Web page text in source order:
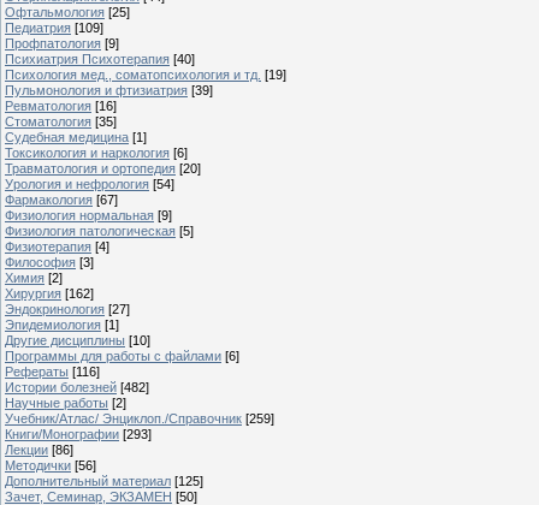
Офтальмология [25]
Педиатрия [109]
Профпатология [9]
Психиатрия Психотерапия [40]
Психология мед., соматопсихология и тд. [19]
Пульмонология и фтизиатрия [39]
Ревматология [16]
Стоматология [35]
Судебная медицина [1]
Токсикология и наркология [6]
Травматология и ортопедия [20]
Урология и нефрология [54]
Фармакология [67]
Физиология нормальная [9]
Физиология патологическая [5]
Физиотерапия [4]
Философия [3]
Химия [2]
Хирургия [162]
Эндокринология [27]
Эпидемиология [1]
Другие дисциплины [10]
Программы для работы с файлами [6]
Рефераты [116]
Истории болезней [482]
Научные работы [2]
Учебник/Атлас/ Энциклоп./Справочник [259]
Книги/Монографии [293]
Лекции [86]
Методички [56]
Дополнительный материал [125]
Зачет, Семинар, ЭКЗАМЕН [50]